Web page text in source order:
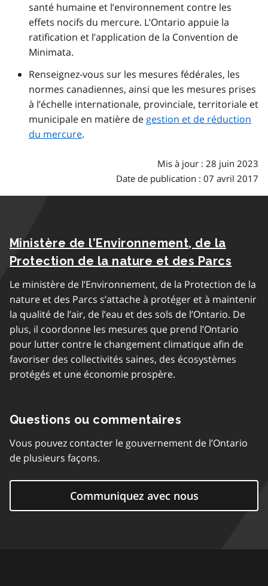
santé humaine et l’environnement contre les
effets nocifs du mercure. L’Ontario appuie la
ratification et l’application de la Convention de
Minimata.
Renseignez-vous sur les mesures fédérales, les
normes canadiennes, ainsi que les mesures prises
à l’échelle internationale, provinciale, territoriale et
municipale en matière de gestion et de réduction
du mercure.
Mis à jour : 28 juin 2023
Date de publication : 07 avril 2017
Ministère de l’Environnement, de la
Protection de la nature et des Parcs
Le ministère de l’Environnement, de la Protection de la
nature et des Parcs s’attache à protéger et à maintenir
la qualité de l’air, de l’eau et des sols de l’Ontario. De
plus, il coordonne les mesures que prend l’Ontario
pour lutter contre le changement climatique afin de
favoriser des collectivités saines, des écosystèmes
protégés et une économie prospère.
Questions ou commentaires
Vous pouvez contacter le gouvernement de l’Ontario
de plusieurs façons.
Communiquez avec nous